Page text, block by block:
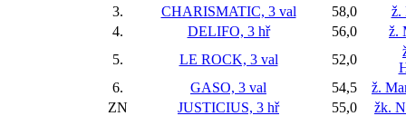
3.
CHARISMATIC, 3 val 58,0
ž.
4.
DELIFO, 3 hř 56,0
ž.
5.
LE ROCK, 3 val 52,0
6.
GASO, 3 val 54,5
ž.
ZN
JUSTICIUS, 3 hř 55,0
žk.